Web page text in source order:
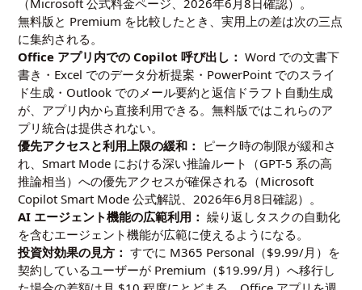
無料版と Premium を比較したとき、実用上の差は次の三点
に集約される。
Office アプリ内での Copilot 呼び出し： Word での文書下
書き・Excel でのデータ分析提案・PowerPoint でのスライ
ド生成・Outlook でのメール要約と返信ドラフト自動生成
が、アプリ内から直接利用できる。無料版ではこれらのア
プリ統合は提供されない。
優先アクセスと利用上限の緩和： ピーク時の制限が緩和さ
れ、Smart Mode における深い推論ルート（GPT-5 系の高
推論相当）への優先アクセスが確保される（Microsoft
Copilot Smart Mode 公式解説、2026年6月8日確認）。
AI エージェント機能の広範利用： 繰り返しタスクの自動化
を含むエージェント機能が広範に使えるようになる。
投資対効果の見方： すでに M365 Personal（$9.99/月）を
契約しているユーザーが Premium（$19.99/月）へ移行し